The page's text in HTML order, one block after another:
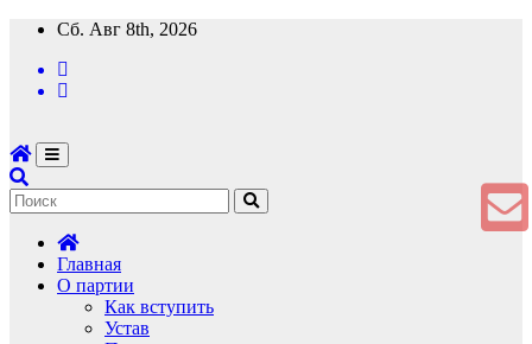
Перейти
содержимому
Сб. Авг 8th, 2026
Главная
О партии
Как вступить
Устав